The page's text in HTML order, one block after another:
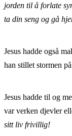
jorden til å forlate
ta din seng og gå
Jesus hadde også
han stillet stormen
Jesus hadde til og
var verken djevler
sitt liv frivillig!